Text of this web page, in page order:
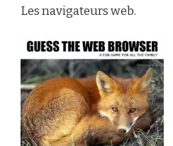
Les navigateurs web.